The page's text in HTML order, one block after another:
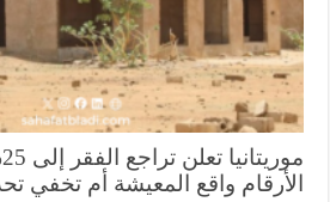
موريتانيا
واقع المعيشة أم تخفي